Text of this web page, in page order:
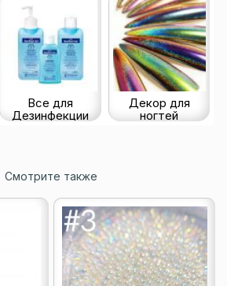
Все для
Дезинфекции
Декор для
ногтей
Смотрите также